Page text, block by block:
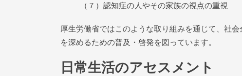
（７）認知症の人やその家族の視点の重視
厚生労働省ではこのような取り組みを通じて、社
を深めるための普及・啓発を図っています。
日常生活のアセスメント